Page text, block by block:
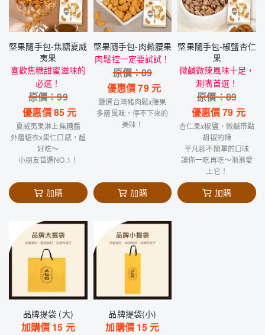
堅果隨手包-焦糖夏威
夷果
喜歡焦糖甜蜜滋味的
必選！
原價：99
優惠價85 元
夏威夷果淋上焦糖醬
外層糖衣x果仁口感，超
好吃～
小朋友首選NO.1！
加購
堅果隨手包-肉鬆腰果
肉鬆控一定要試試！
原價：89
優惠價79元
嚴選台灣豬肉鬆x腰果
多層風味，停不下來的
美味！
加購
堅果隨手包-椒鹽杏仁
果
微鹹微辣風味十足，
涮嘴首選！
原價：89
優惠價79 元
杏仁果x椒鹽，微鹹帶點
胡椒的辣
平凡卻不簡單的口味
讓你一吃再吃～漸漸愛
上它！
加購
品牌提袋 (大)
加購價 15 元
品牌提袋(小)
加購價 15 元